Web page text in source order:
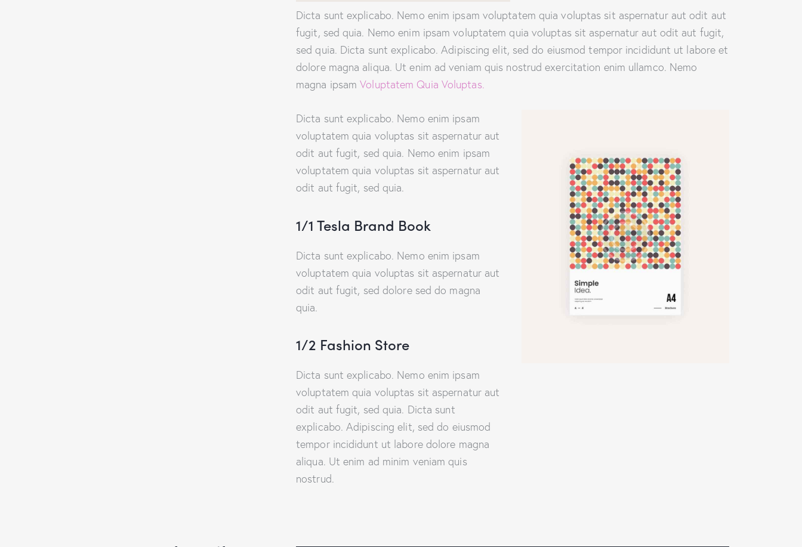
Dicta sunt explicabo. Nemo enim ipsam voluptatem quia voluptas sit aspernatur aut odit aut
fugit, sed quia. Nemo enim ipsam voluptatem quia voluptas sit aspernatur aut odit aut fugit,
sed quia. Dicta sunt explicabo. Adipiscing elit, sed do eiusmod tempor incididunt ut labore et
dolore magna aliqua. Ut enim ad veniam quis nostrud exercitation enim ullamco. Nemo
magna ipsamVoluptatem Quia Voluptas.
Dicta sunt explicabo. Nemo enim ipsam
voluptatem quia voluptas sit aspernatur aut
odit aut fugit, sed quia. Nemo enim ipsam
voluptatem quia voluptas sit aspernatur aut
odit aut fugit, sed quia.
1/1 Tesla Brand Book
Dicta sunt explicabo. Nemo enim ipsam
voluptatem quia voluptas sit aspernatur aut
odit aut fugit, sed dolore sed do magna
quia.
1/2 Fashion Store
Dicta sunt explicabo. Nemo enim ipsam
voluptatem quia voluptas sit aspernatur aut
odit aut fugit, sed quia. Dicta sunt
explicabo. Adipiscing elit, sed do eiusmod
tempor incididunt ut labore dolore magna
aliqua. Ut enim ad minim veniam quis
nostrud.